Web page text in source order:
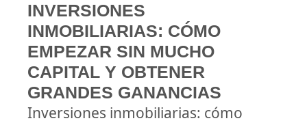
INVERSIONES
INMOBILIARIAS: CÓMO
EMPEZAR SIN MUCHO
CAPITAL Y OBTENER
GRANDES GANANCIAS
Inversiones inmobiliarias: cómo